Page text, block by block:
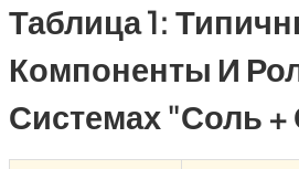
Таблица 1:
Компоненты И
Системах "соль +